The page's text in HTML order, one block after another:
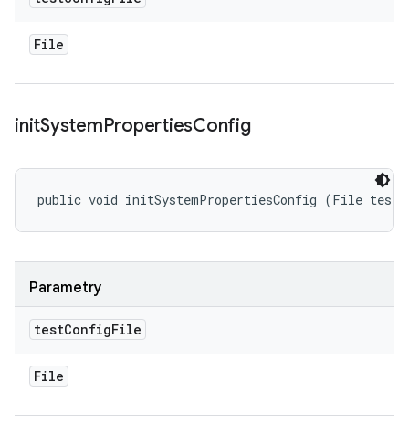
File
initSystemPropertiesConfig
public void initSystemPropertiesConfig (File
Parametry
testConfigFile
File